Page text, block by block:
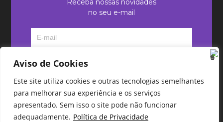
Aviso de Cookies
Este site utiliza cookies e outras tecnologias semelhantes
para melhorar sua experiência e os serviços
apresentado. Sem isso o site pode não funcionar
adequadamente. Política de Privacidade
Receba nossas novidades
no seu e-mail